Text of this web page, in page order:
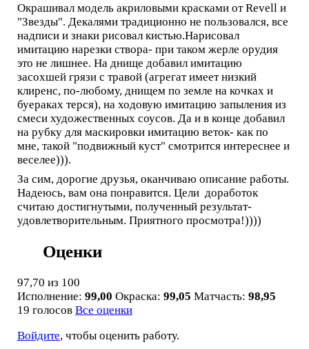
Окрашивал модель акриловыми красками от Revell и
"Звезды". Декалями традиционно не пользовался, все
надписи и знаки рисовал кистью.Нарисовал
имитацию нарезки створа- при таком жерле орудия
это не лишнее. На днище добавил имитацию
засохшей грязи с травой (агрегат имеет низкий
клиренс, по-любому, днищем по земле на кочках и
буераках терся), на ходовую имитацию запыления из
смеси художественных соусов. Да и в конце добавил
на рубку для маскировки имитацию веток- как по
мне, такой "подвижный куст" смотрится интереснее и
веселее))).
За сим, дорогие друзья, оканчиваю описание работы.
Надеюсь, вам она понравится. Цели доработок
считаю достигнутыми, полученный результат-
удовлетворительным. Приятного просмотра!))))
Оценки
97,70 из 100
Исполнение: 99,00 Окраска: 99,05 Матчасть: 98,95
19 голосов Все оценки
Войдите, чтобы оценить работу.